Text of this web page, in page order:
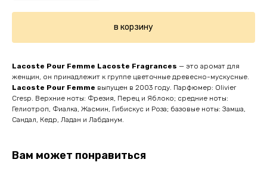
в корзину
Lacoste Pour Femme Lacoste Fragrances — это аромат для
женщин, он принадлежит к группе цветочные древесно-мускусные.
Lacoste Pour Femme выпущен в 2003 году. Парфюмер: Olivier
Cresp. Верхние ноты: Фрезия, Перец и Яблоко; средние ноты:
Гелиотроп, Фиалка, Жасмин, Гибискус и Роза; базовые ноты: Замша,
Сандал, Кедр, Ладан и Лабданум.
Вам может понравиться